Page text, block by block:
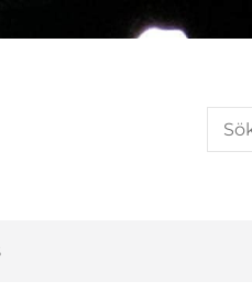
Sök
efter: